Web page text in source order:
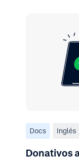
Docs Inglés
Donativos